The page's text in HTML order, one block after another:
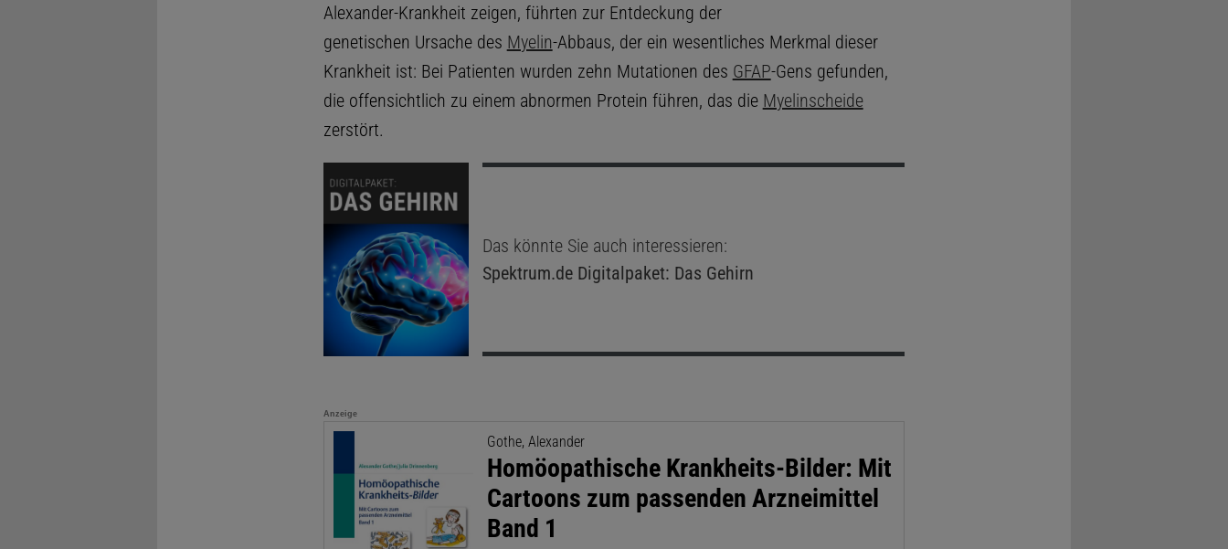
Alexander-Krankheit zeigen, führten zur Entdeckung der
genetischen Ursache des Myelin-Abbaus, der ein wesentliches Merkmal dieser
Krankheit ist: Bei Patienten wurden zehn Mutationen des GFAP-Gens gefunden,
die offensichtlich zu einem abnormen Protein führen, das die Myelinscheide
zerstört.
Das könnte Sie auch interessieren:
Spektrum.deDigitalpaket: Das Gehirn
Anzeige
Gothe, Alexander
Homöopathische Krankheits-Bilder: Mit
Cartoons zum passenden Arzneimittel
Band 1